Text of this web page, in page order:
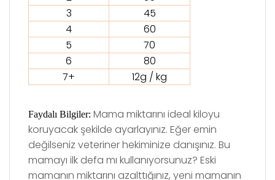
3
45
4
60
5
70
6
80
7+
12g / kg
Faydalı Bilgiler: Mama miktarını ideal kiloyu
koruyacak şekilde ayarlayınız. Eğer emin
değilseniz veteriner hekiminize danışınız. Bu
mamayı ilk defa mı kullanıyorsunuz? Eski
mamanın miktarını azalttığınız, yeni mamanın